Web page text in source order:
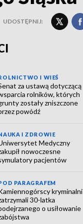
UDOSTĘPNIJ:
I WIEŚ
za ustawą dotyczącą
rolników, których
zostały zniszczone
powódź
I ZDROWIE
Medyczny
nowoczesne
pacjentów
PARAGRAFEM
kryminalni
30-latka
o usiłowanie